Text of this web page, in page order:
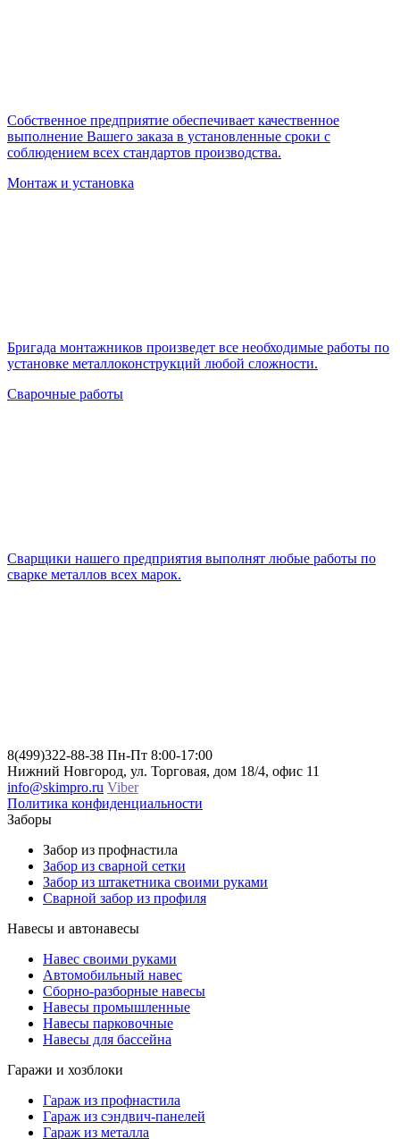
Собственное предприятие обеспечивает качественное
выполнение Вашего заказа в установленные сроки с
соблюдением всех стандартов производства.
Монтаж и установка
Бригада монтажников произведет все необходимые работы по
установке металлоконструкций любой сложности.
Сварочные работы
Cварщики нашего предприятия выполнят любые работы по
сварке металлов всех марок.
8(499)322-88-38 Пн-Пт 8:00-17:00
Нижний Новгород, ул. Торговая, дом 18/4, офис 11
info@skimpro.ru Viber
Политика конфиденциальности
Заборы
Забор из профнастила
Забор из сварной сетки
Забор из штакетника своими руками
Сварной забор из профиля
Навесы и автонавесы
Навес своими руками
Автомобильный навес
Сборно-разборные навесы
Навесы промышленные
Навесы парковочные
Навесы для бассейна
Гаражи и хозблоки
Гараж из профнастила
Гараж из сэндвич-панелей
Гараж из металла